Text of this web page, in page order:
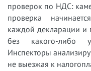
проверок по НДС:
проверка
каждой декларации и
без какого-либо
Инспекторы
не выезжая к